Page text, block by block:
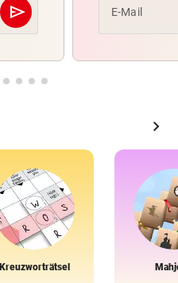
send
Abschicken E-Mail
chevron_right
Kreuzworträtsel